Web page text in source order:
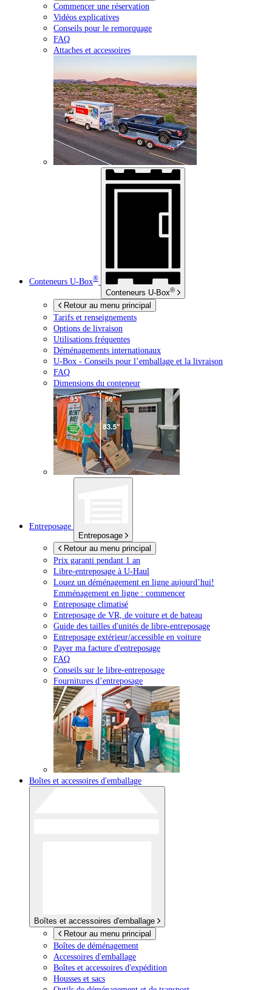
Commencer une réservation
Vidéos explicatives
Conseils pour le remorquage
FAQ
Attaches et accessoires
Conteneurs U-Box®
Conteneurs U-Box®
Retour au menu principal
Tarifs et renseignements
Options de livraison
Utilisations fréquentes
Déménagements internationaux
U-Box - Conseils pour l’emballage et la livraison
FAQ
Dimensions du conteneur
Entreposage
Entreposage
Retour au menu principal
Prix garanti pendant 1 an
Libre-entreposage à U-Haul
Louez un déménagement en ligne aujourd’hui!
Emménagement en ligne : commencer
Entreposage climatisé
Entreposage de VR, de voiture et de bateau
Guide des tailles d'unités de libre-entreposage
Entreposage extérieur/accessible en voiture
Payer ma facture d'entreposage
FAQ
Conseils sur le libre-entreposage
Fournitures d’entreposage
Boîtes et accessoires d'emballage
Boîtes et accessoires d'emballage
Retour au menu principal
Boîtes de déménagement
Accessoires d'emballage
Boîtes et accessoires d'expédition
Housses et sacs